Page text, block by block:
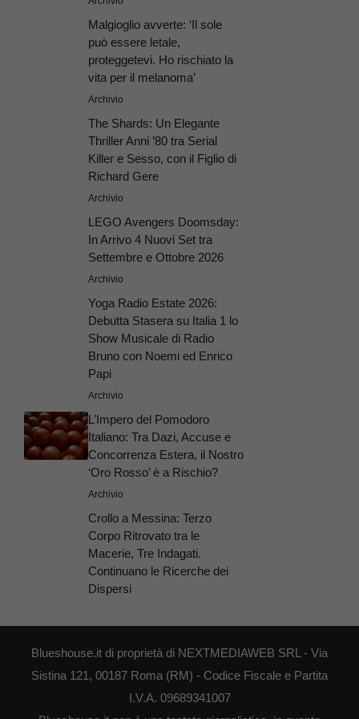
Malgioglio avverte: ‘Il sole
può essere letale,
proteggetevi. Ho rischiato la
vita per il melanoma’
Archivio
The Shards: Un Elegante
Thriller Anni ’80 tra Serial
Killer e Sesso, con il Figlio di
Richard Gere
Archivio
LEGO Avengers Doomsday:
In Arrivo 4 Nuovi Set tra
Settembre e Ottobre 2026
Archivio
Yoga Radio Estate 2026:
Debutta Stasera su Italia 1 lo
Show Musicale di Radio
Bruno con Noemi ed Enrico
Papi
Archivio
L’Impero del Pomodoro
Italiano: Tra Dazi, Accuse e
Concorrenza Estera, il Nostro
‘Oro Rosso’ è a Rischio?
Archivio
Crollo a Messina: Terzo
Corpo Ritrovato tra le
Macerie, Tre Indagati.
Continuano le Ricerche dei
Dispersi
Blueshouse.it di proprietà di NEXTMEDIAWEB SRL - Via
Sistina 121, 00187 Roma (RM) - Codice Fiscale e Partita
I.V.A. 09689341007